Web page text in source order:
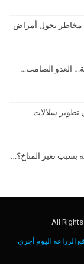
مخاطر تحول أمراض
العدو الصامت…
تطوير سلالات
بسبب تغير المناخ؟…
الزراعة اليوم أجري